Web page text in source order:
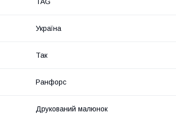
TAG
Україна
Так
Ранфорс
Друкований малюнок